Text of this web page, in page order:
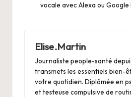
vocale avec Alexa ou Google
Elise.Martin
Journaliste people-santé
transmets les essentiels bien-
votre quotidien. Diplômée en
et testeuse compulsive de